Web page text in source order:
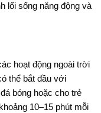
lối sống năng động và
hoạt động ngoài trời
thể bắt đầu với
bóng hoặc cho trẻ
10–15 phút mỗi